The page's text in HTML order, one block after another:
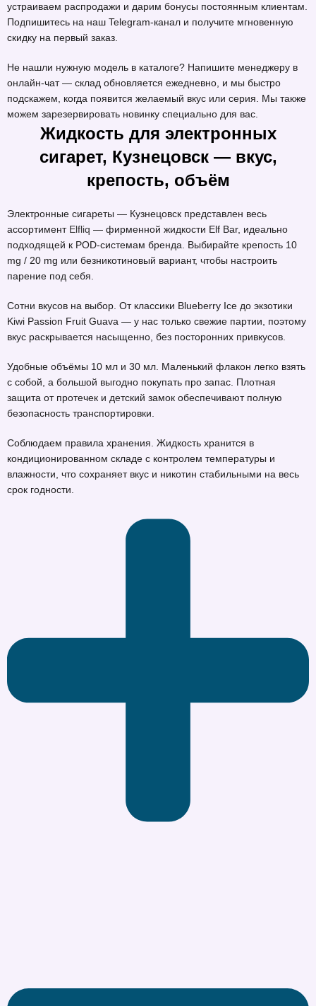
устраиваем распродажи и дарим бонусы постоянным клиентам.
Подпишитесь на наш Telegram-канал и получите мгновенную
скидку на первый заказ.
Не нашли нужную модель в каталоге? Напишите менеджеру в
онлайн-чат — склад обновляется ежедневно, и мы быстро
подскажем, когда появится желаемый вкус или серия. Мы также
можем зарезервировать новинку специально для вас.
Жидкость для электронных
сигарет, Кузнецовск — вкус,
крепость, объём
Электронные сигареты — Кузнецовск представлен весь
ассортимент Elfliq — фирменной жидкости Elf Bar, идеально
подходящей к POD-системам бренда. Выбирайте крепость 10
mg / 20 mg или безникотиновый вариант, чтобы настроить
парение под себя.
Сотни вкусов на выбор. От классики Blueberry Ice до экзотики
Kiwi Passion Fruit Guava — у нас только свежие партии, поэтому
вкус раскрывается насыщенно, без посторонних привкусов.
Удобные объёмы 10 мл и 30 мл. Маленький флакон легко взять
с собой, а большой выгодно покупать про запас. Плотная
защита от протечек и детский замок обеспечивают полную
безопасность транспортировки.
Соблюдаем правила хранения. Жидкость хранится в
кондиционированном складе с контролем температуры и
влажности, что сохраняет вкус и никотин стабильными на весь
срок годности.